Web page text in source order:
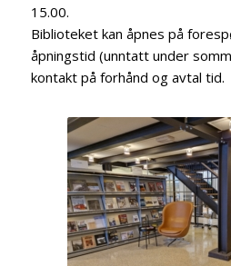
15.00.
Biblioteket kan åpnes på
åpningstid (unntatt under
kontakt på forhånd og avtal tid.